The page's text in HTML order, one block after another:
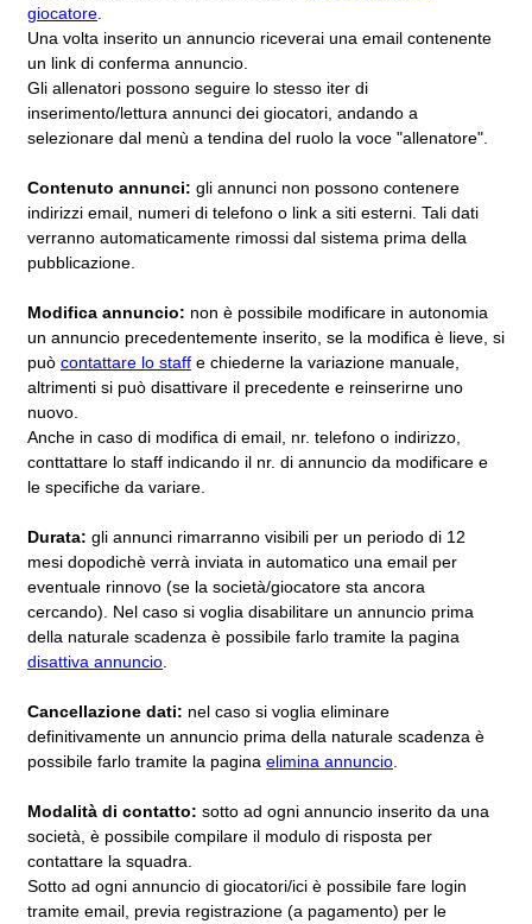
giocatore.
Una volta inserito un annuncio riceverai una email contenente
un link di conferma annuncio.
Gli allenatori possono seguire lo stesso iter di
inserimento/lettura annunci dei giocatori, andando a
selezionare dal menù a tendina del ruolo la voce "allenatore".
Contenuto annunci: gli annunci non possono contenere
indirizzi email, numeri di telefono o link a siti esterni. Tali dati
verranno automaticamente rimossi dal sistema prima della
pubblicazione.
Modifica annuncio: non è possibile modificare in autonomia
un annuncio precedentemente inserito, se la modifica è lieve, si
può contattare lo staff e chiederne la variazione manuale,
altrimenti si può disattivare il precedente e reinserirne uno
nuovo.
Anche in caso di modifica di email, nr. telefono o indirizzo,
conttattare lo staff indicando il nr. di annuncio da modificare e
le specifiche da variare.
Durata: gli annunci rimarranno visibili per un periodo di 12
mesi dopodichè verrà inviata in automatico una email per
eventuale rinnovo (se la società/giocatore sta ancora
cercando). Nel caso si voglia disabilitare un annuncio prima
della naturale scadenza è possibile farlo tramite la pagina
disattiva annuncio.
Cancellazione dati: nel caso si voglia eliminare
definitivamente un annuncio prima della naturale scadenza è
possibile farlo tramite la pagina elimina annuncio.
Modalità di contatto: sotto ad ogni annuncio inserito da una
società, è possibile compilare il modulo di risposta per
contattare la squadra.
Sotto ad ogni annuncio di giocatori/ici è possibile fare login
tramite email, previa registrazione (a pagamento) per le